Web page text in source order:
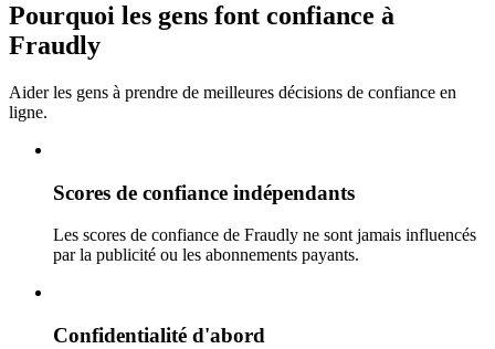
Pourquoi les gens font confiance à
Fraudly
Aider les gens à prendre de meilleures décisions de confiance en
ligne.
Scores de confiance indépendants
Les scores de confiance de Fraudly ne sont jamais influencés
par la publicité ou les abonnements payants.
Confidentialité d'abord